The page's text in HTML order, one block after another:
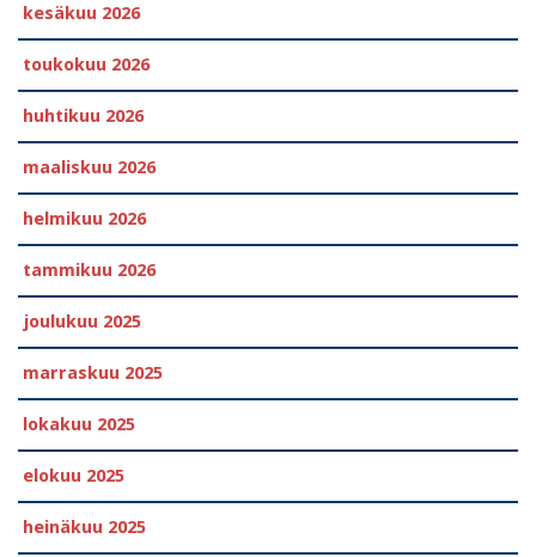
kesäkuu 2026
toukokuu 2026
huhtikuu 2026
maaliskuu 2026
helmikuu 2026
tammikuu 2026
joulukuu 2025
marraskuu 2025
lokakuu 2025
elokuu 2025
heinäkuu 2025